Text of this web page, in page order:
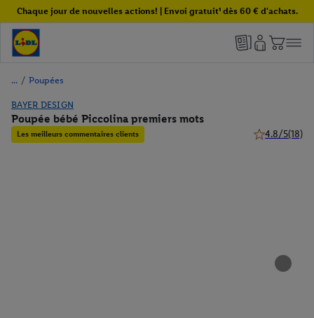
Chaque jour de nouvelles actions! | Envoi gratuit¹ dès 60 € d'achats.
/ Poupées
BAYER DESIGN
Poupée bébé Piccolina premiers mots
Les meilleurs commentaires clients 4.8/5(18)